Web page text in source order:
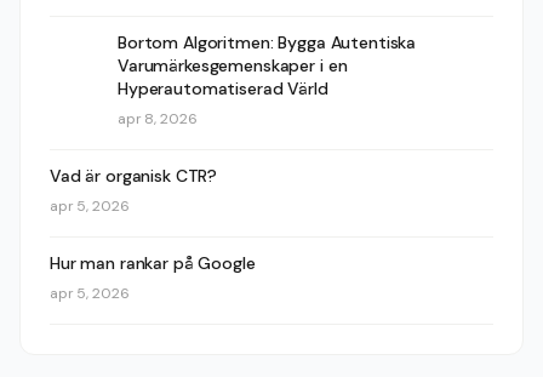
Bortom Algoritmen: Bygga Autentiska
Varumärkesgemenskaper i en
Hyperautomatiserad Värld
apr 8, 2026
Vad är organisk CTR?
apr 5, 2026
Hur man rankar på Google
apr 5, 2026